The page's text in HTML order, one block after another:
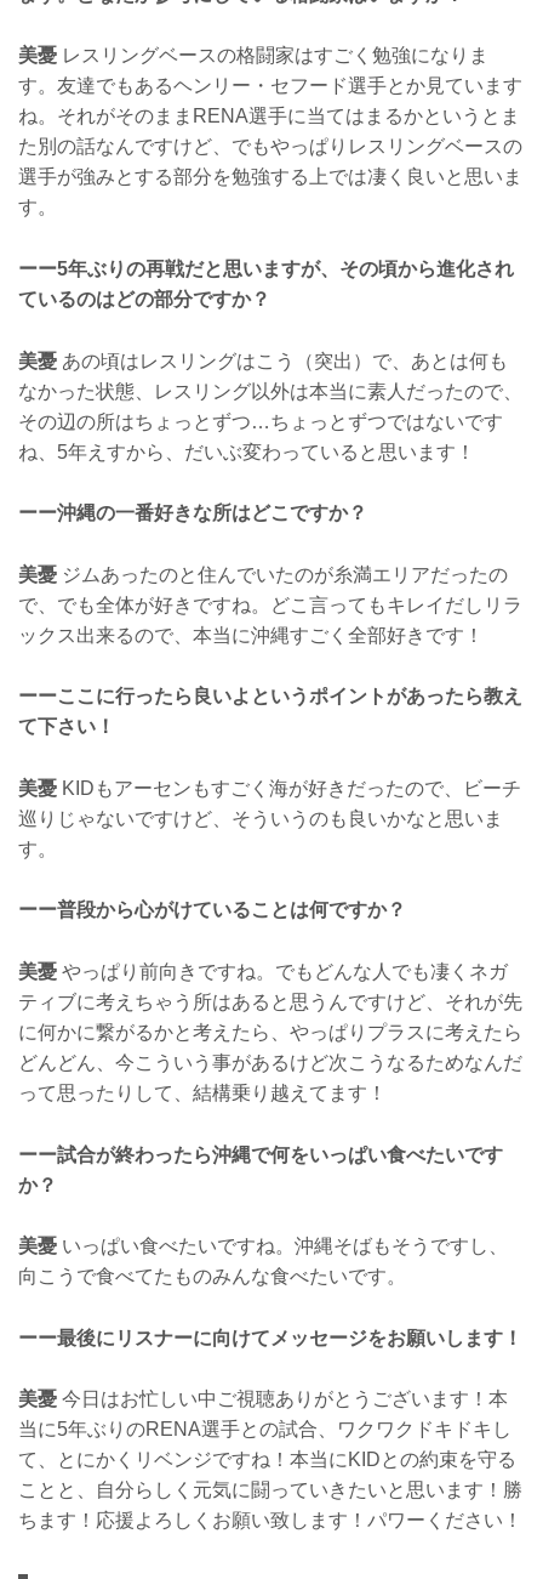
美憂 レスリングベースの格闘家はすごく勉強になりま
す。友達でもあるヘンリー・セフード選手とか見ています
ね。それがそのままRENA選手に当てはまるかというとま
た別の話なんですけど、でもやっぱりレスリングベースの
選手が強みとする部分を勉強する上では凄く良いと思いま
す。
ーー5年ぶりの再戦だと思いますが、その頃から進化され
ているのはどの部分ですか？
美憂 あの頃はレスリングはこう（突出）で、あとは何も
なかった状態、レスリング以外は本当に素人だったので、
その辺の所はちょっとずつ…ちょっとずつではないです
ね、5年えすから、だいぶ変わっていると思います！
ーー沖縄の一番好きな所はどこですか？
美憂 ジムあったのと住んでいたのが糸満エリアだったの
で、でも全体が好きですね。どこ言ってもキレイだしリラ
ックス出来るので、本当に沖縄すごく全部好きです！
ーーここに行ったら良いよというポイントがあったら教え
て下さい！
美憂 KIDもアーセンもすごく海が好きだったので、ビーチ
巡りじゃないですけど、そういうのも良いかなと思いま
す。
ーー普段から心がけていることは何ですか？
美憂 やっぱり前向きですね。でもどんな人でも凄くネガ
ティブに考えちゃう所はあると思うんですけど、それが先
に何かに繋がるかと考えたら、やっぱりプラスに考えたら
どんどん、今こういう事があるけど次こうなるためなんだ
って思ったりして、結構乗り越えてます！
ーー試合が終わったら沖縄で何をいっぱい食べたいです
か？
美憂 いっぱい食べたいですね。沖縄そばもそうですし、
向こうで食べてたものみんな食べたいです。
ーー最後にリスナーに向けてメッセージをお願いします！
美憂 今日はお忙しい中ご視聴ありがとうございます！本
当に5年ぶりのRENA選手との試合、ワクワクドキドキし
て、とにかくリベンジですね！本当にKIDとの約束を守る
ことと、自分らしく元気に闘っていきたいと思います！勝
ちます！応援よろしくお願い致します！パワーください！